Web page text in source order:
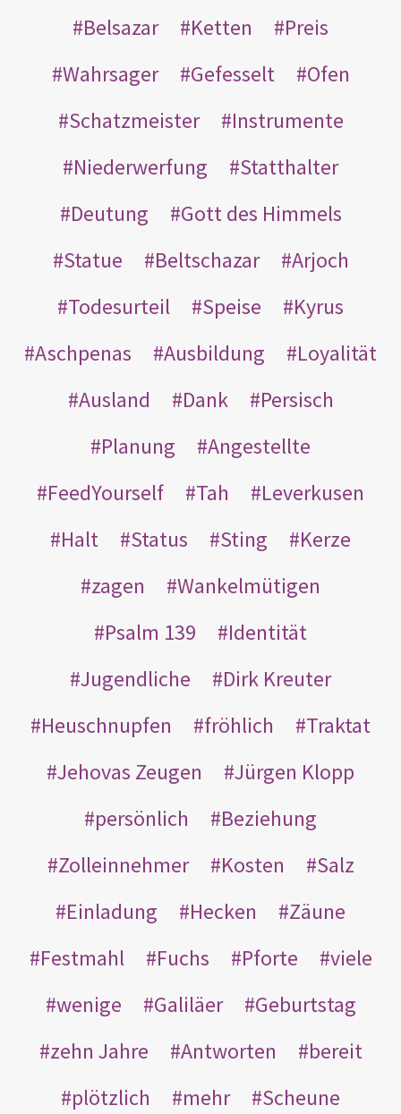
Belsazar
Ketten
Preis
Wahrsager
Gefesselt
Ofen
Schatzmeister
Instrumente
Niederwerfung
Statthalter
Deutung
Gott des Himmels
Statue
Beltschazar
Arjoch
Todesurteil
Speise
Kyrus
Aschpenas
Ausbildung
Loyalität
Ausland
Dank
Persisch
Planung
Angestellte
FeedYourself
Tah
Leverkusen
Halt
Status Sting
Kerze
zagen
Wankelmütigen
Psalm 139
Identität
Jugendliche
Dirk Kreuter
Heuschnupfen
fröhlich
Traktat
Jehovas Zeugen
Jürgen Klopp
persönlich
Beziehung
Zolleinnehmer
Kosten
Salz
Einladung
Hecken
Zäune
Festmahl
Fuchs Pforte
viele
wenige
Galiläer
Geburtstag
zehn Jahre
Antworten
bereit
plötzlich
mehr Scheune